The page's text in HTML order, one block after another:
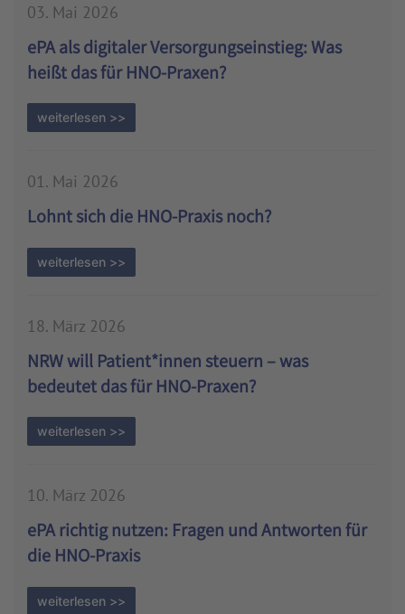
03. Mai 2026
ePA als digitaler Versorgungseinstieg: Was
heißt das für HNO-Praxen?
weiterlesen >>
01. Mai 2026
Lohnt sich die HNO-Praxis noch?
weiterlesen >>
18. März 2026
NRW will Patient*innen steuern – was
bedeutet das für HNO-Praxen?
weiterlesen >>
10. März 2026
ePA richtig nutzen: Fragen und Antworten für
die HNO-Praxis
weiterlesen >>